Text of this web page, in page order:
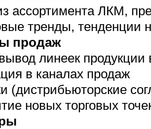
ассортимента ЛКМ,
тренды, тенденции
продаж
линеек продукции
в каналах продаж
(дистрибьюторские
новых торговых